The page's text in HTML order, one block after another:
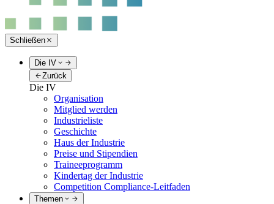
Schließen
Die IV
Zurück
Die IV
Organisation
Mitglied werden
Industrieliste
Geschichte
Haus der Industrie
Preise und Stipendien
Traineeprogramm
Kindertag der Industrie
Competition Compliance-Leitfaden
Themen